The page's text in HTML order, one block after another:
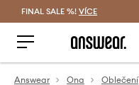
FINAL SALE %! VÍCE
Answear Ona Oblečení